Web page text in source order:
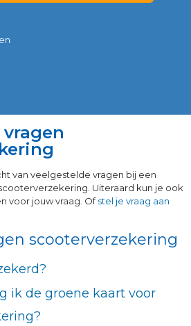
van veelgestelde vragen bij een
Uiteraard kun je ook
voor jouw vraag. Ofstel je vraag aan
scooterverzekering
ik de groene kaart voor